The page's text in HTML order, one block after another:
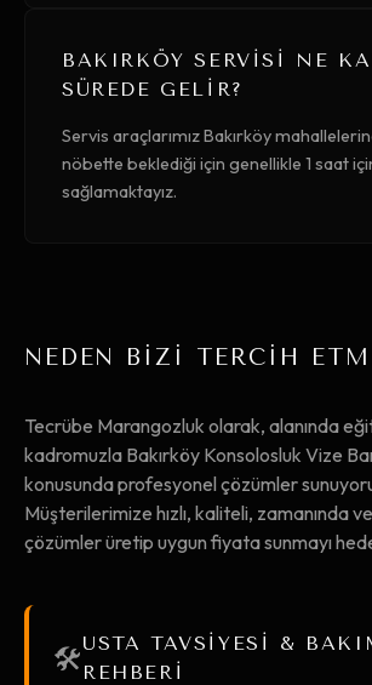
BAKIRKÖY SERVISI NE
SÜREDE GELIR?
Servis araçlarımız Bakırköy
nöbette beklediği için genellikle 1 saat
sağlamaktayız.
NEDEN BİZİ TERCİH
Tecrübe Marangozluk olarak, alanında
kadromuzla Bakırköy Konsolosluk Vize
konusunda profesyonel çözümler
Müşterilerimize hızlı, kaliteli, zamanında
çözümler üretip uygun fiyata sunmayı
🛠️USTA TAVSİYESİ &
REHBERİ